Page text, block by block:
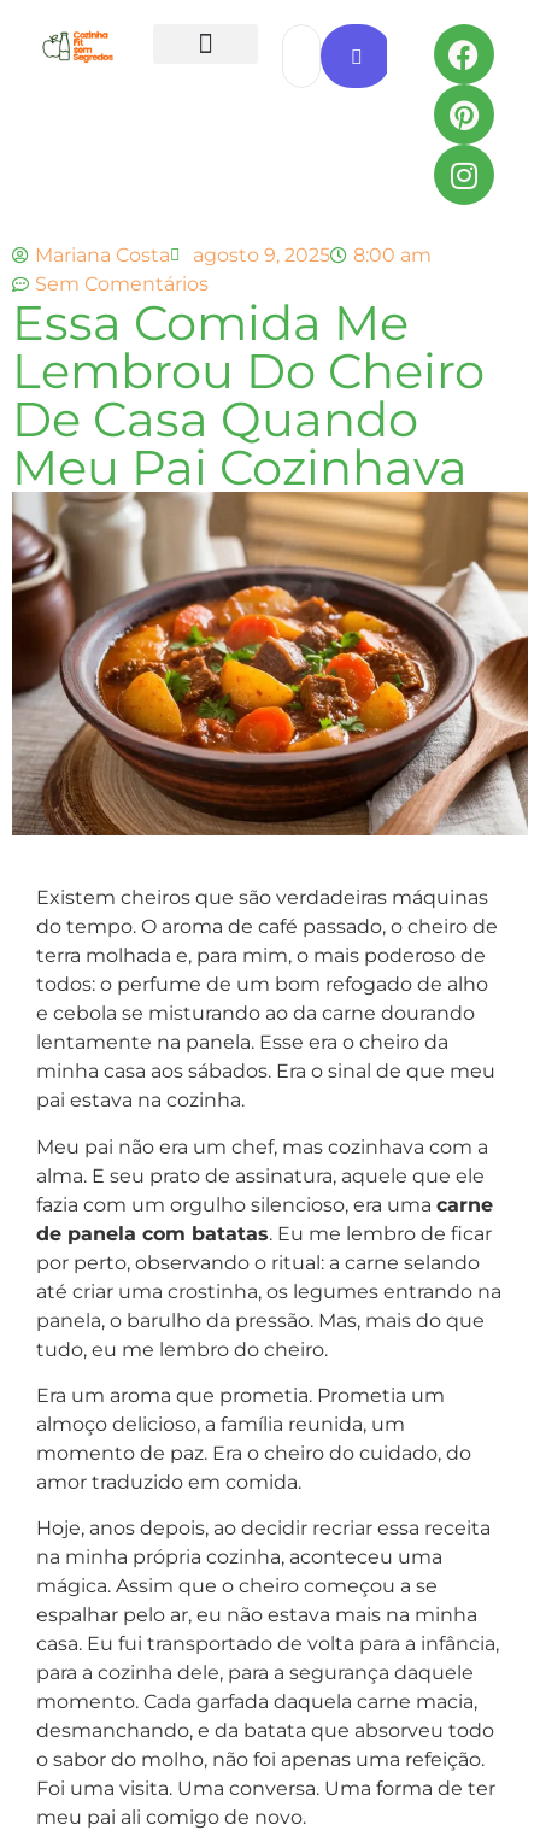
Mariana Costa agosto 9, 2025
8:00 am
Sem Comentários
Essa Comida Me
Lembrou Do Cheiro
De Casa Quando
Meu Pai Cozinhava
Existem cheiros que são verdadeiras máquinas
do tempo. O aroma de café passado, o cheiro de
terra molhada e, para mim, o mais poderoso de
todos: o perfume de um bom refogado de alho
e cebola se misturando ao da carne dourando
lentamente na panela. Esse era o cheiro da
minha casa aos sábados. Era o sinal de que meu
pai estava na cozinha.
Meu pai não era um chef, mas cozinhava com a
alma. E seu prato de assinatura, aquele que ele
fazia com um orgulho silencioso, era uma carne
de panela com batatas. Eu me lembro de ficar
por perto, observando o ritual: a carne selando
até criar uma crostinha, os legumes entrando na
panela, o barulho da pressão. Mas, mais do que
tudo, eu me lembro do cheiro.
Era um aroma que prometia. Prometia um
almoço delicioso, a família reunida, um
momento de paz. Era o cheiro do cuidado, do
amor traduzido em comida.
Hoje, anos depois, ao decidir recriar essa receita
na minha própria cozinha, aconteceu uma
mágica. Assim que o cheiro começou a se
espalhar pelo ar, eu não estava mais na minha
casa. Eu fui transportado de volta para a infância,
para a cozinha dele, para a segurança daquele
momento. Cada garfada daquela carne macia,
desmanchando, e da batata que absorveu todo
o sabor do molho, não foi apenas uma refeição.
Foi uma visita. Uma conversa. Uma forma de ter
meu pai ali comigo de novo.